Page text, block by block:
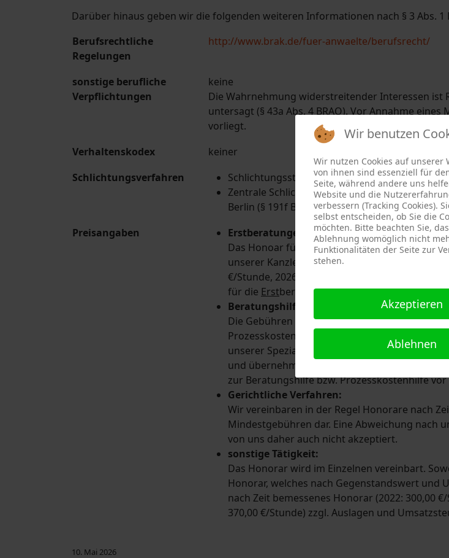
Darüber hinaus geben wir die folgenden weiteren Informationen nach § 3 Abs. 1
Berufsrechtliche
Regelungen
http://www.brak.de/fuer-anwaelte/berufsrecht/
sonstige berufliche
Verpflichtungen
keine
Die Wahrnehmung widerstreitender Interessen
untersagt (§ 43a Abs. 4 BRAO). Vor Annahme
vorliegt.
Verhaltenskodex
keiner
Schlichtungsverfahren
Schlichtungsstelle bei der
Zentrale Schlichtungsstelle (Ombudsman) der
Berlin (§ 191f BRAO,schlichtungsstelle@brak.de
Preisangaben
Erstberatungen:
Das Honoar für die Erstberatung ist
unserer Kanzlei ein nach Zeit bemessenes
€/Stunde, 2026: 370,00 €/Stunde) zzgl.
für die Erstberatung auf 190,00 € zzgl.
Beratungshilfe / Prozesskostenhilfe:
Die Gebühren richten sich nach den
Prozesskostenhilfe. Zur Leistung von
unserer Spezialisierung. Zur Mandatsführung
und übernehmen diese nur ausnahmsweise.
zur Beratungshilfe bzw. Prozesskostenhilfe
Gerichtliche Verfahren:
Wir vereinbaren in der Regel Honorare nach
Mindestgebühren dar. Eine Abweichung nach
von uns daher auch nicht akzeptiert.
sonstige Tätigkeit:
Das Honorar wird im Einzelnen vereinbart.
Honorar, welches nach Gegenstandswert und
nach Zeit bemessenes Honorar (2022: 300,00
370,00 €/Stunde) zzgl. Auslagen und
10. Mai 2026
Wir benutzen
Wir nutzen Cookies auf unserer
von ihnen sind essenziell für
Seite, während andere uns
Website und die
verbessern (Tracking Cookies).
selbst entscheiden, ob Sie die
möchten. Bitte beachten Sie,
Ablehnung womöglich nicht
Funktionalitäten der Seite zur
stehen.
Akzeptieren
Ablehnen